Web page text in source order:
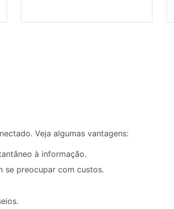
Veja algumas vantagens:
à informação.
se preocupar com custos.